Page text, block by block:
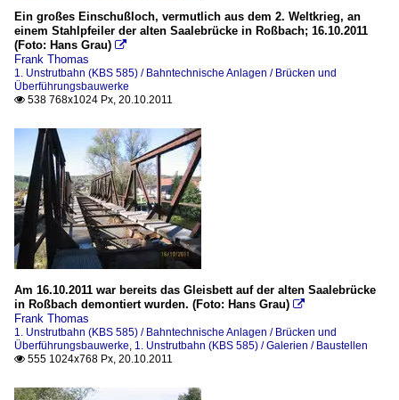
Ein großes Einschußloch, vermutlich aus dem 2. Weltkrieg, an
einem Stahlpfeiler der alten Saalebrücke in Roßbach; 16.10.2011
(Foto: Hans Grau) 
Frank Thomas
1. Unstrutbahn (KBS 585) / Bahntechnische Anlagen / Brücken und
Überführungsbauwerke
 538 768x1024 Px, 20.10.2011
Am 16.10.2011 war bereits das Gleisbett auf der alten Saalebrücke
in Roßbach demontiert wurden. (Foto: Hans Grau) 
Frank Thomas
1. Unstrutbahn (KBS 585) / Bahntechnische Anlagen / Brücken und
Überführungsbauwerke, 1. Unstrutbahn (KBS 585) / Galerien / Baustellen
 555 1024x768 Px, 20.10.2011